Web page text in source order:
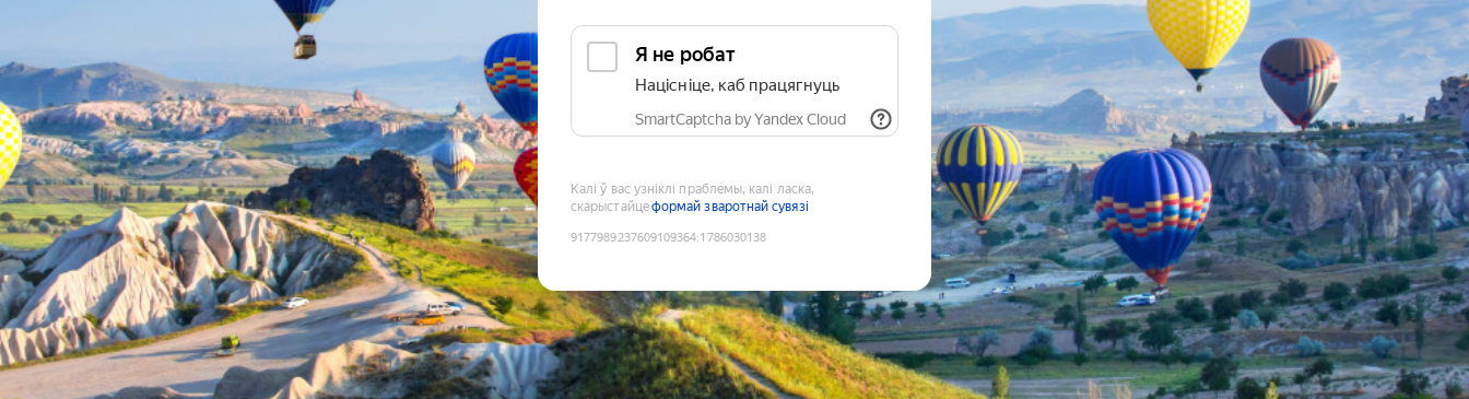
Я не робат
Націсніце, каб працягнуць
SmartCaptcha by Yandex Cloud
Калі ў вас узніклі праблемы, калі ласка,
скарыстайцеформай зваротнай сувязі
9177989237609109364:1786030138